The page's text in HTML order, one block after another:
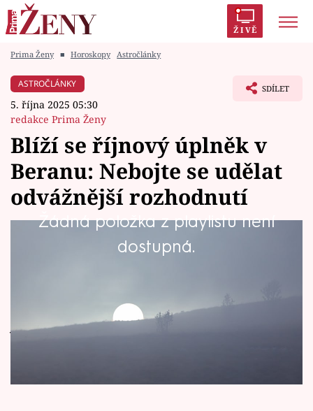
ŽIVĚ
Módní alarm
Témata
Celebrity
Filmový festival Karlovy Vary
Prima Ženy ■ Horoskopy Astročlánky
ASTROČLÁNKY
5. října 2025 05:30
redakce Prima Ženy
SDÍLET
Blíží se říjnový úplněk v
Beranu: Nebojte se udělat
odvážnější rozhodnutí
Žádná položka z playlistu není
dostupná.
Říjnový úplněk zvaný lovecký bude tentokrát
ovlivněn ohnivým, energickým a
nabitý silnou energií. Kdy přesně nastane a
jak nás může ovlivnit?